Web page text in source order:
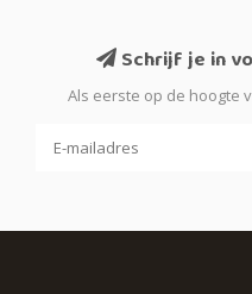
Schrijf je in
Als eerste op de hoogte